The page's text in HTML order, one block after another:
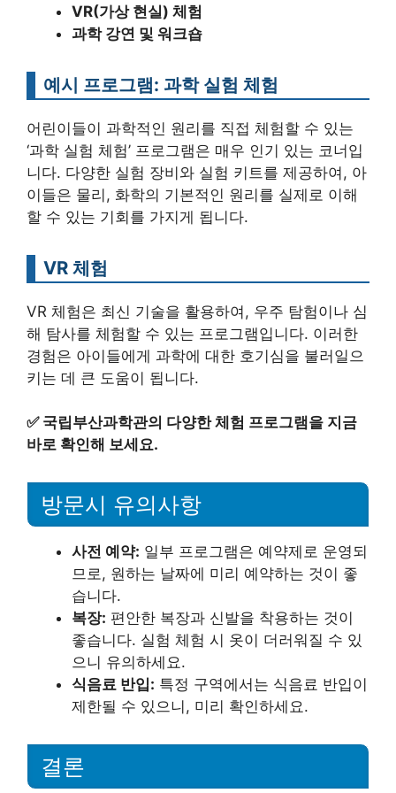
VR(가상 현실) 체험
과학 강연 및 워크숍
예시 프로그램: 과학 실험 체험
어린이들이 과학적인 원리를 직접 체험할 수 있는
‘과학 실험 체험’ 프로그램은 매우 인기 있는 코너입
니다. 다양한 실험 장비와 실험 키트를 제공하여, 아
이들은 물리, 화학의 기본적인 원리를 실제로 이해
할 수 있는 기회를 가지게 됩니다.
VR 체험
VR 체험은 최신 기술을 활용하여, 우주 탐험이나 심
해 탐사를 체험할 수 있는 프로그램입니다. 이러한
경험은 아이들에게 과학에 대한 호기심을 불러일으
키는 데 큰 도움이 됩니다.
✅ 국립부산과학관의 다양한 체험 프로그램을 지금
바로 확인해 보세요.
방문시 유의사항
사전 예약: 일부 프로그램은 예약제로 운영되
므로, 원하는 날짜에 미리 예약하는 것이 좋
습니다.
복장: 편안한 복장과 신발을 착용하는 것이
좋습니다. 실험 체험 시 옷이 더러워질 수 있
으니 유의하세요.
식음료 반입: 특정 구역에서는 식음료 반입이
제한될 수 있으니, 미리 확인하세요.
결론